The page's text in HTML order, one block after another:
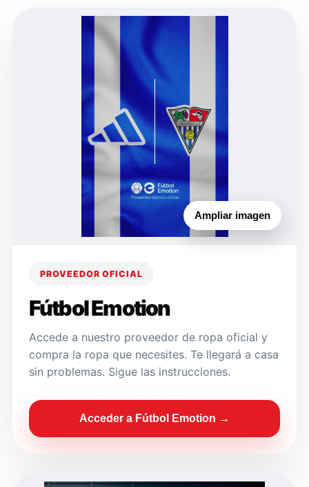
Ampliar imagen
PROVEEDOR OFICIAL
Fútbol Emotion
Accede a nuestro proveedor de ropa oficial y
compra la ropa que necesites. Te llegará a casa
sin problemas. Sigue las instrucciones.
Acceder a Fútbol Emotion →